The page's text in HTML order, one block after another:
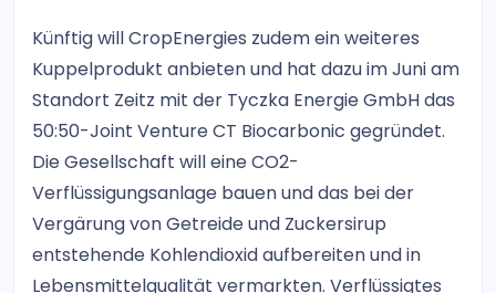
Künftig will CropEnergies zudem ein weiteres
Kuppelprodukt anbieten und hat dazu im Juni am
Standort Zeitz mit der Tyczka Energie GmbH das
50:50-Joint Venture CT Biocarbonic gegründet.
Die Gesellschaft will eine CO2-
Verflüssigungsanlage bauen und das bei der
Vergärung von Getreide und Zuckersirup
entstehende Kohlendioxid aufbereiten und in
Lebensmittelqualität vermarkten. Verflüssigtes